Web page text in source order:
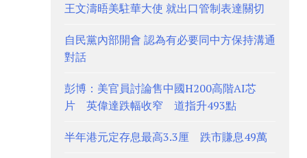
王文濤晤美駐華大使 就出口管制表達關切
自民黨內部開會 認為有必要同中方保持溝通
對話
彭博：美官員討論售中國H200高階AI芯
片 英偉達跌幅收窄 道指升493點
半年港元定存息最高3.3厘 跌市賺息49萬